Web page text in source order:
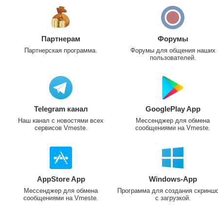
Партнерам
Партнерская программа.
Форумы
Форумы для общения наших
пользователей.
Telegram канал
Наш канал с новостями всех
сервисов Vmeste.
GooglePlay App
Мессенджер для обмена
сообщениями на Vmeste.
AppStore App
Мессенджер для обмена
сообщениями на Vmeste.
Windows-App
Программа для создания
с загрузкой.